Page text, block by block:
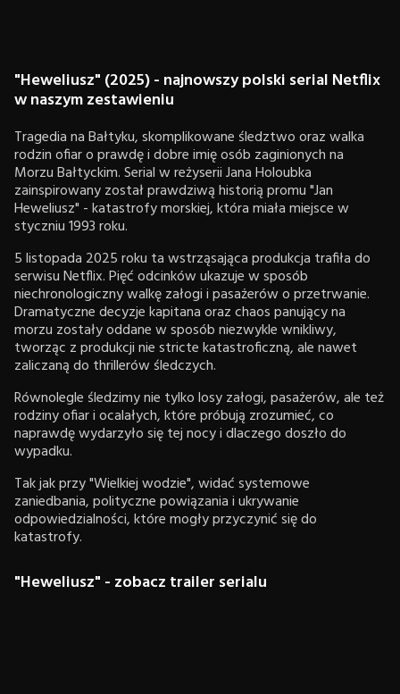
"Heweliusz" (2025) - najnowszy polski serial Netflix
w naszym zestawieniu
Tragedia na Bałtyku, skomplikowane śledztwo oraz walka
rodzin ofiar o prawdę i dobre imię osób zaginionych na
Morzu Bałtyckim. Serial w reżyserii Jana Holoubka
zainspirowany został prawdziwą historią promu "Jan
Heweliusz" - katastrofy morskiej, która miała miejsce w
styczniu 1993 roku.
5 listopada 2025 roku ta wstrząsająca produkcja trafiła do
serwisu Netflix. Pięć odcinków ukazuje w sposób
niechronologiczny walkę załogi i pasażerów o przetrwanie.
Dramatyczne decyzje kapitana oraz chaos panujący na
morzu zostały oddane w sposób niezwykle wnikliwy,
tworząc z produkcji nie stricte katastroficzną, ale nawet
zaliczaną do thrillerów śledczych.
Równolegle śledzimy nie tylko losy załogi, pasażerów, ale też
rodziny ofiar i ocalałych, które próbują zrozumieć, co
naprawdę wydarzyło się tej nocy i dlaczego doszło do
wypadku.
Tak jak przy "Wielkiej wodzie", widać systemowe
zaniedbania, polityczne powiązania i ukrywanie
odpowiedzialności, które mogły przyczynić się do
katastrofy.
"Heweliusz" - zobacz trailer serialu